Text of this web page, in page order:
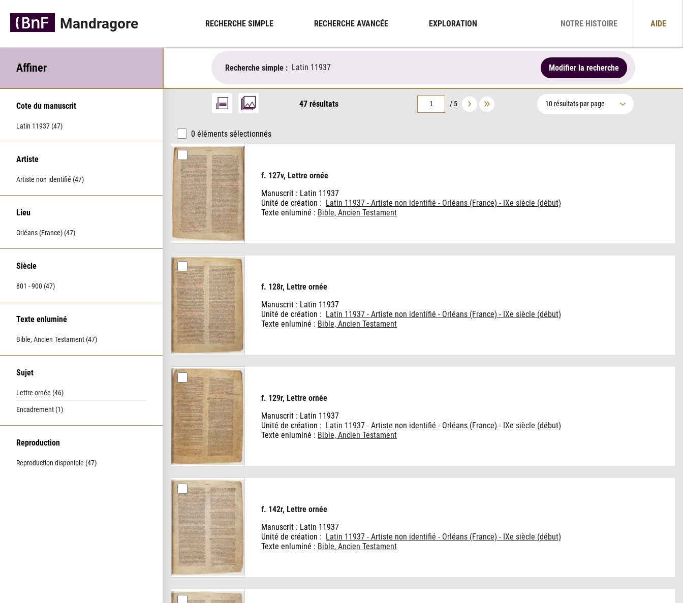
Mandragore RECHERCHE SIMPLE RECHERCHE AVANCÉE EXPLORATION NOTRE HISTOIRE AIDE
Affiner
Cote du manuscrit
Latin 11937 (47)
Artiste
Artiste non identifié (47)
Lieu
Orléans (France) (47)
Siècle
801 - 900 (47)
Texte enluminé
Bible, Ancien Testament (47)
Sujet
Lettre ornée (46)
Encadrement (1)
Reproduction
Reproduction disponible (47)
Recherche simple : Latin 11937 Modifier la recherche
47 résultats / 5
0 éléments sélectionnés
f. 127v, Lettre ornée
Manuscrit : Latin 11937
Unité de création : Latin 11937 - Artiste non identifié - Orléans (France) - IXe siècle (début)
Texte enluminé : Bible, Ancien Testament
f. 128r, Lettre ornée
Manuscrit : Latin 11937
Unité de création : Latin 11937 - Artiste non identifié - Orléans (France) - IXe siècle (début)
Texte enluminé : Bible, Ancien Testament
f. 129r, Lettre ornée
Manuscrit : Latin 11937
Unité de création : Latin 11937 - Artiste non identifié - Orléans (France) - IXe siècle (début)
Texte enluminé : Bible, Ancien Testament
f. 142r, Lettre ornée
Manuscrit : Latin 11937
Unité de création : Latin 11937 - Artiste non identifié - Orléans (France) - IXe siècle (début)
Texte enluminé : Bible, Ancien Testament